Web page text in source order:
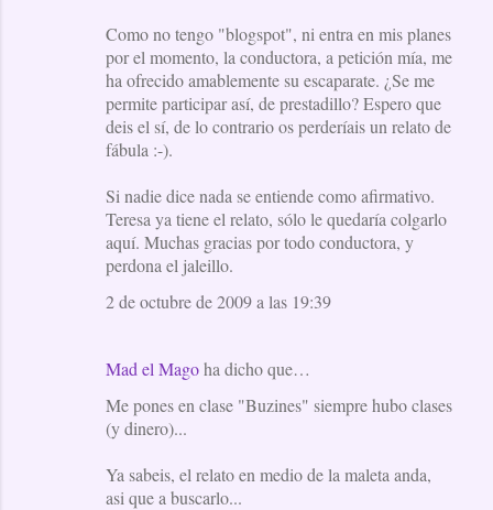
Como no tengo "blogspot", ni entra en mis planes
por el momento, la conductora, a petición mía, me
ha ofrecido amablemente su escaparate. ¿Se me
permite participar así, de prestadillo? Espero que
deis el sí, de lo contrario os perderíais un relato de
fábula :-).
Si nadie dice nada se entiende como afirmativo.
Teresa ya tiene el relato, sólo le quedaría colgarlo
aquí. Muchas gracias por todo conductora, y
perdona el jaleillo.
2 de octubre de 2009 a las 19:39
Mad el Magoha dicho que…
Me pones en clase "Buzines" siempre hubo clases
(y dinero)...
Ya sabeis, el relato en medio de la maleta anda,
asi que a buscarlo...